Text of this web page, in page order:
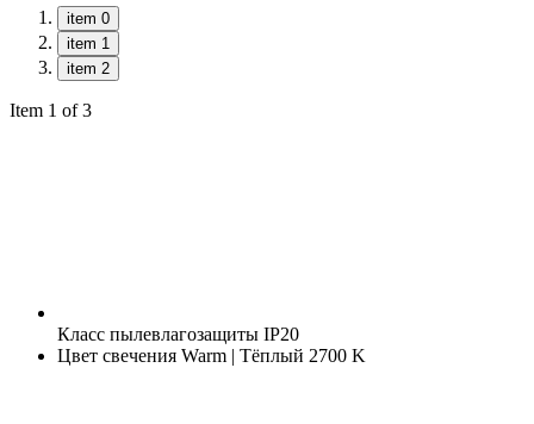
item 0
item 1
item 2
Item 1 of 3
Класс пылевлагозащиты IP20
Цвет свечения Warm | Тёплый 2700 K